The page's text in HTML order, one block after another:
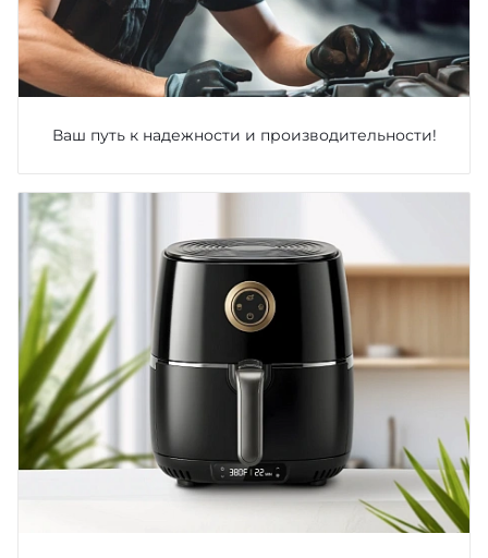
Ваш путь к надежности и производительности!